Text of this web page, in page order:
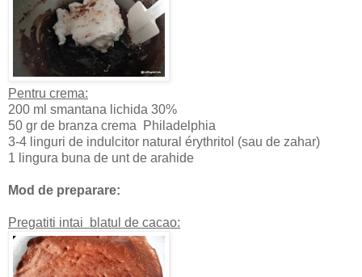
Pentru crema:
200 ml smantana lichida 30%
50 gr de branza crema Philadelphia
3-4 linguri de indulcitor natural érythritol (sau de zahar)
1 lingura buna de unt de arahide
Mod de preparare:
Pregatiti intai blatul de cacao: